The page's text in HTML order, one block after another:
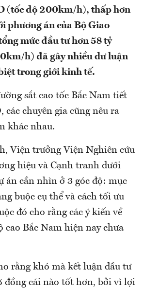
(tốc độ 200km/h), thấp hơn
phương án của Bộ Giao
mức đầu tư hơn 58 tỷ
h) đã gây nhiều dư luận
trong giới kinh tế.
sắt cao tốc Bắc Nam tiết
các chuyên gia cũng nêu ra
khác nhau.
Viện trưởng Viện Nghiên cứu
hiệu và Cạnh tranh dưới
án cần nhìn ở 3 góc độ: mục
buộc cụ thể và cách tối ưu
đó cho rằng các ý kiến về
cao Bắc Nam hiện nay chưa
rằng khó mà kết luận đầu tư
đồng cái nào tốt hơn, bởi vì lợi